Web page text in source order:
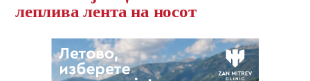
леплива лента на носот